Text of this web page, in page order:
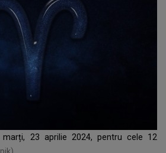
23 aprilie 2024, pentru cele 12